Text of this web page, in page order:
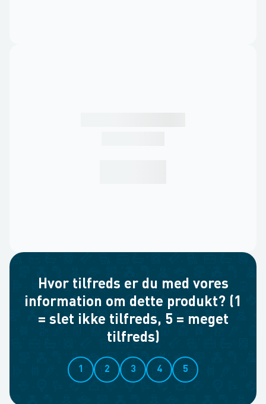
Hvor tilfreds er du med vores
information om dette produkt? (1
= slet ikke tilfreds, 5 = meget
tilfreds)
1 2 3 4 5